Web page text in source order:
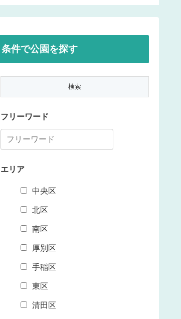
条件で公園を探す
フリーワード
エリア
中央区
北区
南区
厚別区
手稲区
東区
清田区